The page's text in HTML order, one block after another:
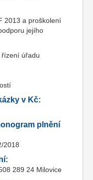
2013 a proškolení
jejího
úřadu
v Kč:
plnění
2018
289 24 Milovice